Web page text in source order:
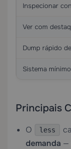
Inspecionar
Ver com
Dump rápido
Sistema
Principais
O less
demanda —